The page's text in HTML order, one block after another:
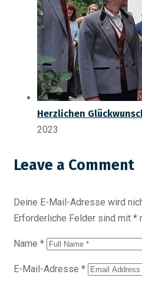
Herzlichen
2023
Leave a Comment
Deine E-Mail-Adresse wird
Erforderliche Felder sind mit *
Name *
E-Mail-Adresse *